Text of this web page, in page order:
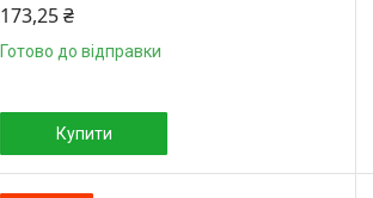
173,25 ₴
Готово до відправки
Купити